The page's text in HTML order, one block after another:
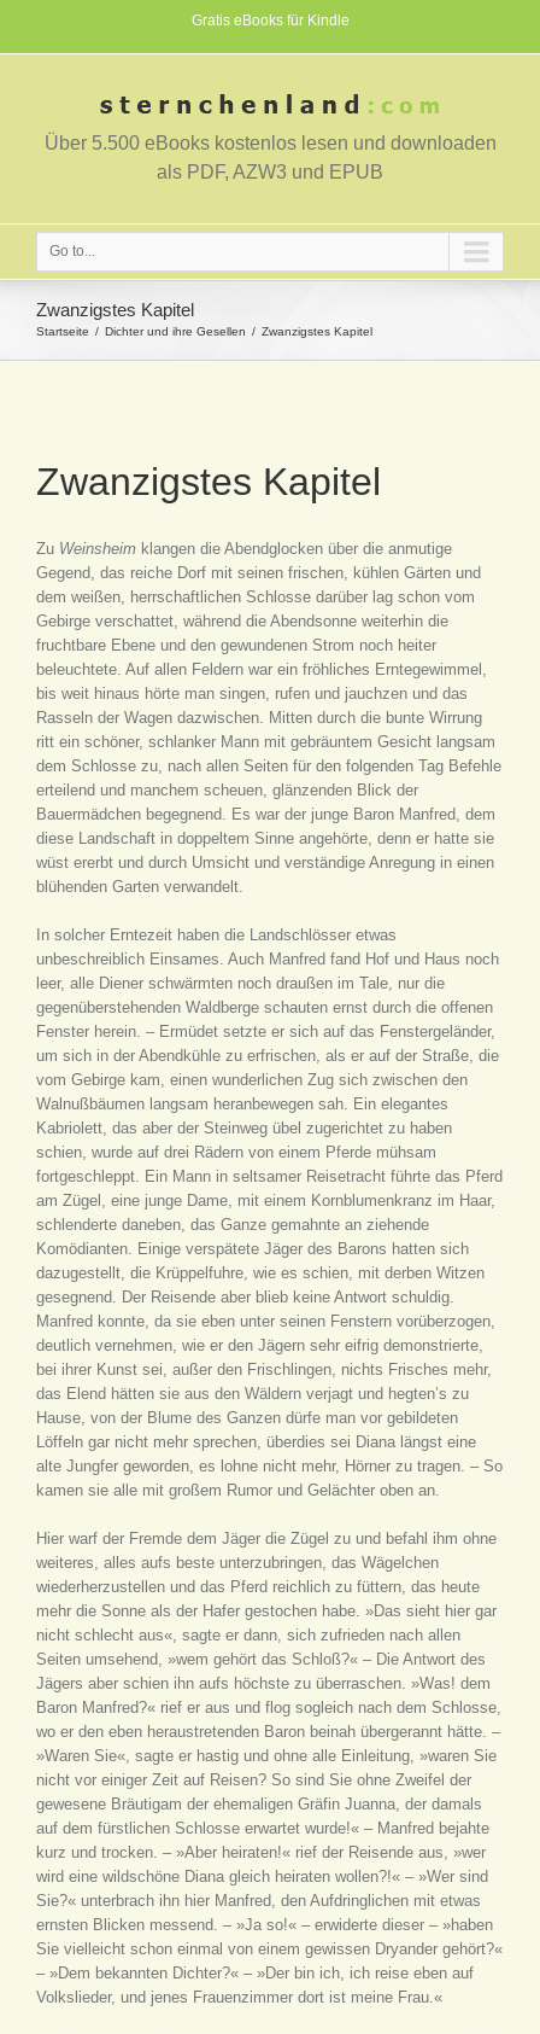
Gratis eBooks für Kindle
Über 5.500 eBooks kostenlos lesen und downloaden
als PDF, AZW3 und EPUB
Go to...
Zwanzigstes Kapitel
Startseite Dichter und ihre Gesellen Zwanzigstes Kapitel
Zwanzigstes Kapitel
Zu Weinsheim klangen die Abendglocken über die anmutige
Gegend, das reiche Dorf mit seinen frischen, kühlen Gärten und
dem weißen, herrschaftlichen Schlosse darüber lag schon vom
Gebirge verschattet, während die Abendsonne weiterhin die
fruchtbare Ebene und den gewundenen Strom noch heiter
beleuchtete. Auf allen Feldern war ein fröhliches Erntegewimmel,
bis weit hinaus hörte man singen, rufen und jauchzen und das
Rasseln der Wagen dazwischen. Mitten durch die bunte Wirrung
ritt ein schöner, schlanker Mann mit gebräuntem Gesicht langsam
dem Schlosse zu, nach allen Seiten für den folgenden Tag Befehle
erteilend und manchem scheuen, glänzenden Blick der
Bauermädchen begegnend. Es war der junge Baron Manfred, dem
diese Landschaft in doppeltem Sinne angehörte, denn er hatte sie
wüst ererbt und durch Umsicht und verständige Anregung in einen
blühenden Garten verwandelt.
In solcher Erntezeit haben die Landschlösser etwas
unbeschreiblich Einsames. Auch Manfred fand Hof und Haus noch
leer, alle Diener schwärmten noch draußen im Tale, nur die
gegenüberstehenden Waldberge schauten ernst durch die offenen
Fenster herein. – Ermüdet setzte er sich auf das Fenstergeländer,
um sich in der Abendkühle zu erfrischen, als er auf der Straße, die
vom Gebirge kam, einen wunderlichen Zug sich zwischen den
Walnußbäumen langsam heranbewegen sah. Ein elegantes
Kabriolett, das aber der Steinweg übel zugerichtet zu haben
schien, wurde auf drei Rädern von einem Pferde mühsam
fortgeschleppt. Ein Mann in seltsamer Reisetracht führte das Pferd
am Zügel, eine junge Dame, mit einem Kornblumenkranz im Haar,
schlenderte daneben, das Ganze gemahnte an ziehende
Komödianten. Einige verspätete Jäger des Barons hatten sich
dazugestellt, die Krüppelfuhre, wie es schien, mit derben Witzen
gesegnend. Der Reisende aber blieb keine Antwort schuldig.
Manfred konnte, da sie eben unter seinen Fenstern vorüberzogen,
deutlich vernehmen, wie er den Jägern sehr eifrig demonstrierte,
bei ihrer Kunst sei, außer den Frischlingen, nichts Frisches mehr,
das Elend hätten sie aus den Wäldern verjagt und hegten’s zu
Hause, von der Blume des Ganzen dürfe man vor gebildeten
Löffeln gar nicht mehr sprechen, überdies sei Diana längst eine
alte Jungfer geworden, es lohne nicht mehr, Hörner zu tragen. – So
kamen sie alle mit großem Rumor und Gelächter oben an.
Hier warf der Fremde dem Jäger die Zügel zu und befahl ihm ohne
weiteres, alles aufs beste unterzubringen, das Wägelchen
wiederherzustellen und das Pferd reichlich zu füttern, das heute
mehr die Sonne als der Hafer gestochen habe. »Das sieht hier gar
nicht schlecht aus«, sagte er dann, sich zufrieden nach allen
Seiten umsehend, »wem gehört das Schloß?« – Die Antwort des
Jägers aber schien ihn aufs höchste zu überraschen. »Was! dem
Baron Manfred?« rief er aus und flog sogleich nach dem Schlosse,
wo er den eben heraustretenden Baron beinah übergerannt hätte. –
»Waren Sie«, sagte er hastig und ohne alle Einleitung, »waren Sie
nicht vor einiger Zeit auf Reisen? So sind Sie ohne Zweifel der
gewesene Bräutigam der ehemaligen Gräfin Juanna, der damals
auf dem fürstlichen Schlosse erwartet wurde!« – Manfred bejahte
kurz und trocken. – »Aber heiraten!« rief der Reisende aus, »wer
wird eine wildschöne Diana gleich heiraten wollen?!« – »Wer sind
Sie?« unterbrach ihn hier Manfred, den Aufdringlichen mit etwas
ernsten Blicken messend. – »Ja so!« – erwiderte dieser – »haben
Sie vielleicht schon einmal von einem gewissen Dryander gehört?«
– »Dem bekannten Dichter?« – »Der bin ich, ich reise eben auf
Volkslieder, und jenes Frauenzimmer dort ist meine Frau.«